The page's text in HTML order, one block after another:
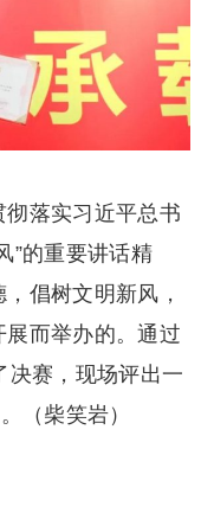
落实习近平总书
”的重要讲话精
倡树文明新风，
而举办的。通过
决赛，现场评出一
（柴笑岩）